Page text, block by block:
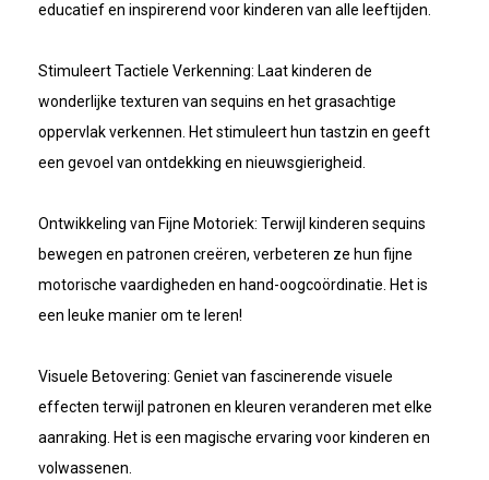
educatief en inspirerend voor kinderen van alle leeftijden.
Stimuleert Tactiele Verkenning: Laat kinderen de
wonderlijke texturen van sequins en het grasachtige
oppervlak verkennen. Het stimuleert hun tastzin en geeft
een gevoel van ontdekking en nieuwsgierigheid.
Ontwikkeling van Fijne Motoriek: Terwijl kinderen sequins
bewegen en patronen creëren, verbeteren ze hun fijne
motorische vaardigheden en hand-oogcoördinatie. Het is
een leuke manier om te leren!
Visuele Betovering: Geniet van fascinerende visuele
effecten terwijl patronen en kleuren veranderen met elke
aanraking. Het is een magische ervaring voor kinderen en
volwassenen.